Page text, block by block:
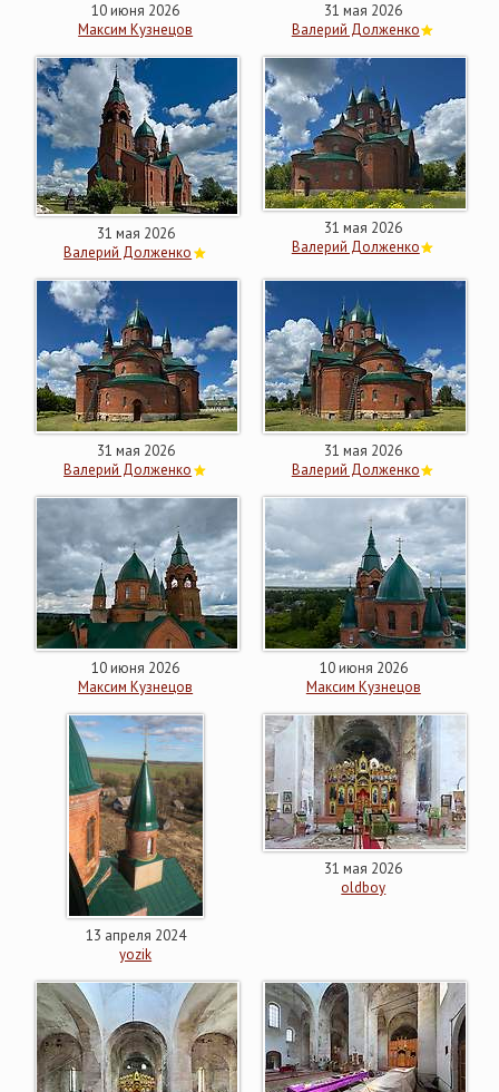
10 июня 2026
Максим Кузнецов
31 мая 2026
Валерий Долженко
31 мая 2026
Валерий Долженко
31 мая 2026
Валерий Долженко
31 мая 2026
Валерий Долженко
31 мая 2026
Валерий Долженко
10 июня 2026
Максим Кузнецов
10 июня 2026
Максим Кузнецов
13 апреля 2024
yozik
31 мая 2026
oldboy